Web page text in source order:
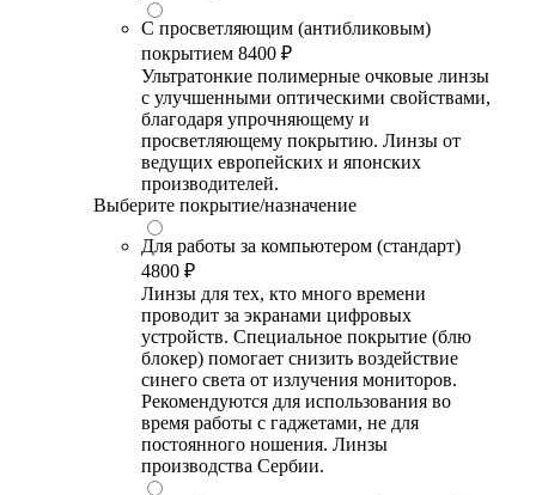
С просветляющим (антибликовым)
покрытием 8400 ₽
Ультратонкие полимерные очковые линзы
с улучшенными оптическими свойствами,
благодаря упрочняющему и
просветляющему покрытию. Линзы от
ведущих европейских и японских
производителей.
Выберите покрытие/назначение
Для работы за компьютером (стандарт)
4800 ₽
Линзы для тех, кто много времени
проводит за экранами цифровых
устройств. Специальное покрытие (блю
блокер) помогает снизить воздействие
синего света от излучения мониторов.
Рекомендуются для использования во
время работы с гаджетами, не для
постоянного ношения. Линзы
производства Сербии.